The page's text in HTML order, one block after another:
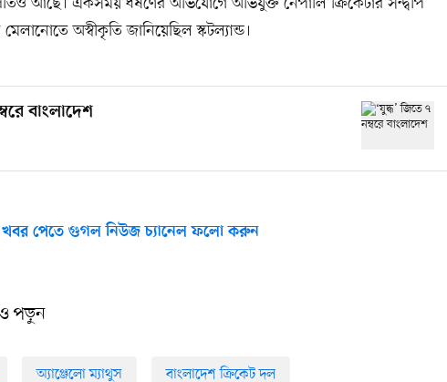
অস্বীকৃতি জানিয়েছিল স্কটল্যান্ড।
বাংলাদেশ
পেতে গুগল নিউজ চ্যানেল ফলো করুন
পড়ুন
অ্যাঞ্জেলো ম্যাথুস বাংলাদেশ ক্রিকেট দল